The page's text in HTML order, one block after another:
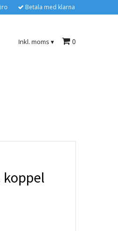
Betala med klarna
Inkl. moms ▾ 0
koppel